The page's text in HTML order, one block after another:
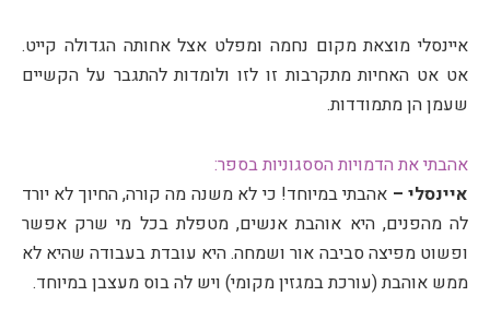
איינסלי מוצאת מקום נחמה ומפלט אצל אחותה הגדולה קייט.
אט אט האחיות מתקרבות זו לזו ולומדות להתגבר על הקשיים
שעמן הן מתמודדות.
אהבתי את הדמויות הססגוניות בספר:
איינסלי – אהבתי במיוחד! כי לא משנה מה קורה, החיוך לא יורד
לה מהפנים, היא אוהבת אנשים, מטפלת בכל מי שרק אפשר
ופשוט מפיצה סביבה אור ושמחה. היא עובדת בעבודה שהיא לא
ממש אוהבת (עורכת במגזין מקומי) ויש לה בוס מעצבן במיוחד.